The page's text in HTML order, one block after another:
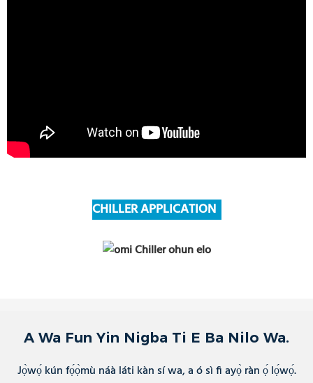
CHILLER APPLICATION
A Wa Fun Yin Nigba Ti E Ba Nilo Wa.
Jọ̀wọ́ kún fọ́ọ̀mù náà láti kàn sí wa, a ó sì fi ayọ̀ ràn ọ́ lọ́wọ́.